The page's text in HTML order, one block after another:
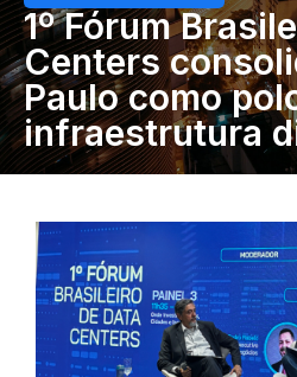
1º Fórum
Centers
Paulo como
infraestrutura